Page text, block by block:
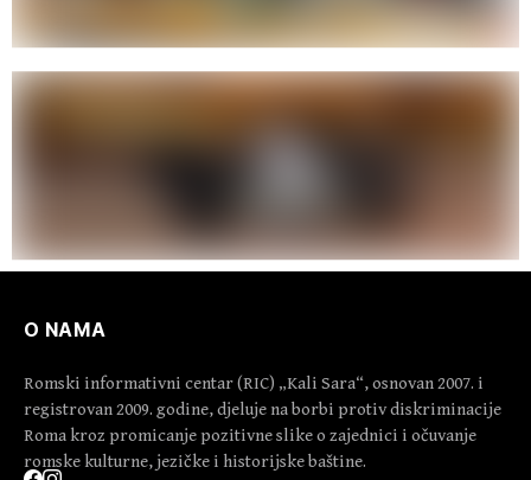
O NAMA
Romski informativni centar (RIC) „Kali Sara“, osnovan 2007. i
registrovan 2009. godine, djeluje na borbi protiv diskriminacije
Roma kroz promicanje pozitivne slike o zajednici i očuvanje
romske kulturne, jezičke i historijske baštine.